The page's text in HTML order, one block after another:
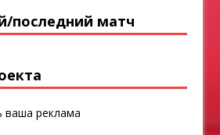
последний матч
ваша реклама